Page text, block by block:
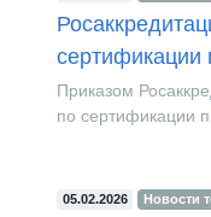
сертификации
Приказом
по сертификации
05.02.2026 Новости